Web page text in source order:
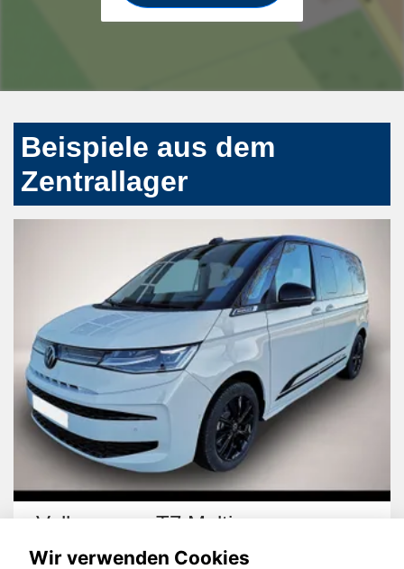
Beispiele aus dem
Zentrallager
Volkswagen T7 Multivan
Wir verwenden Cookies